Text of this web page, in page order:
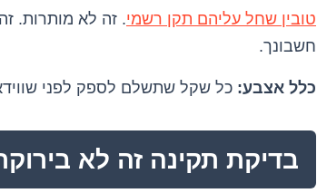
טובין שחל עליהם תקן רשמי. זה לא מותרות.
חשבונך.
כלל אצבע: כל שקל שתשלם לספק לפני
בדיקת תקינה זה לא